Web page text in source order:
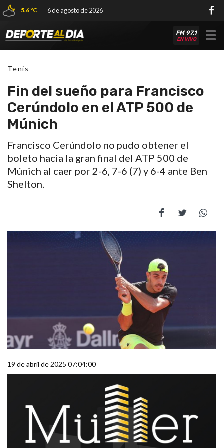
5.6 ºC 6 de agosto de 2026
FM 97.1
EN VIVO
Tenis
Fin del sueño para Francisco
Cerúndolo en el ATP 500 de
Múnich
Francisco Cerúndolo no pudo obtener el
boleto hacia la gran final del ATP 500 de
Múnich al caer por 2-6, 7-6 (7) y 6-4 ante Ben
Shelton.
19 de abril de 2025 07:04:00